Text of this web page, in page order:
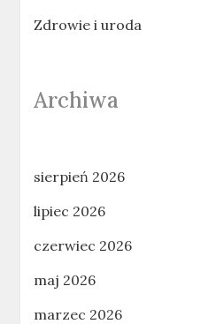
Zdrowie i uroda
Archiwa
sierpień 2026
lipiec 2026
czerwiec 2026
maj 2026
marzec 2026